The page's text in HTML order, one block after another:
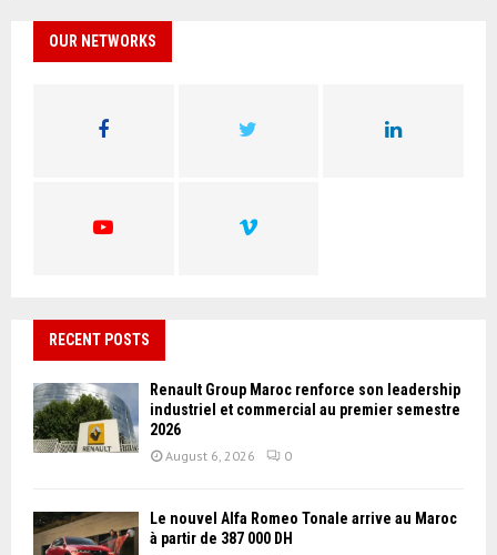
h
OUR NETWORKS
RECENT POSTS
Renault Group Maroc renforce son leadership
industriel et commercial au premier semestre
2026
August 6, 2026 0
Le nouvel Alfa Romeo Tonale arrive au Maroc
à partir de 387 000 DH